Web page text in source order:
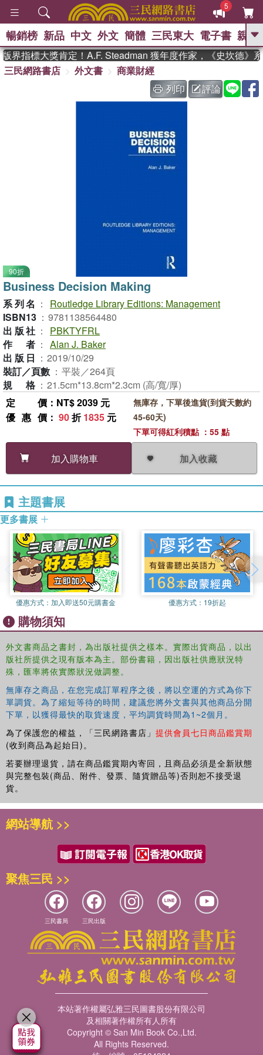
5
GO
熱搜： 東野圭吾
The Odyssey 、 父親節 、 如果歷
史是一群喵 、 暑期推薦 、 國際布克
偉大的迷走神經
暢銷榜 新品 中文 外文 簡體 三民東大 電子書 親子
界指標大獎肯定！A.F. Steadman 獲年度作家，《史坎德》系
三民網路書店
外文書
商業財經
列印
評論
90折
Business Decision Making
系列名 ：
Routledge Library Editions: Management
ISBN13 ： 9781138564480
出版社 ：
PBKTYFRL
作者 ： Alan J. Baker
出版日 ： 2019/10/29
裝訂／頁數 ： 平裝／264頁
規格 ： 21.5cm*13.8cm*2.3cm (高/寬/厚)
定價 ：NT$ 2039 元
優惠價 ： 90折1835 元
加入購物車 加入收藏
無庫存，下單後進貨(到貨天數約
45-60天)
下單可得紅利積點 ：55 點
主題書展
更多書展
優惠方式： 加入即送50元購書金 優惠方式： 19折起
購物須知
外文書商品之書封，為出版社提供之樣本。實際出貨商品，以出
版社所提供之現有版本為主。部份書籍，因出版社供應狀況特
殊，匯率將依實際狀況做調整。
無庫存之商品，在您完成訂單程序之後，將以空運的方式為你下
單調貨。為了縮短等待的時間，建議您將外文書與其他商品分開
下單，以獲得最快的取貨速度，平均調貨時間為1~2個月。
為了保護您的權益，「三民網路書店」 提供會員七日商品鑑賞期
(收到商品為起始日)。
若要辦理退貨，請在商品鑑賞期內寄回，且商品必須是全新狀態
與完整包裝(商品、附件、發票、隨貨贈品等)否則恕不接受退
貨。
網站導航 >>
聚焦三民 >>
三民書局 三民出版
本站著作權屬弘雅三民圖書股份有限公司
及相關著作權所有人所有
Copyright © San Min Book Co.,Ltd.
All Rights Reserved.